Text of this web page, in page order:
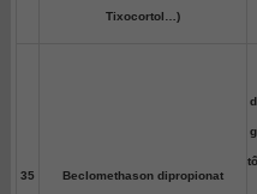
Tixocortol…)
35 Beclomethason dipropionat